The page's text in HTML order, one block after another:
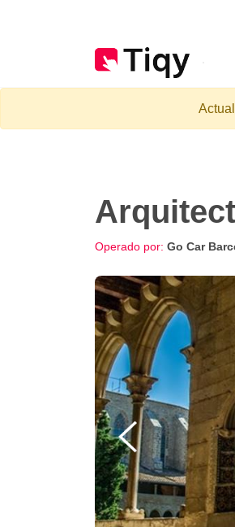
Operado por: Go Car